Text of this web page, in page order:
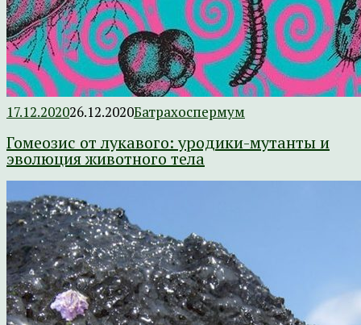
17.12.202026.12.2020Батрахоспермум
Гомеозис от лукавого: уродики-мутанты и
эволюция животного тела